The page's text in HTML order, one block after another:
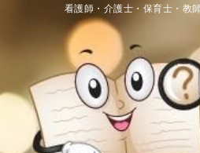
看護師・介護士・保育士・教